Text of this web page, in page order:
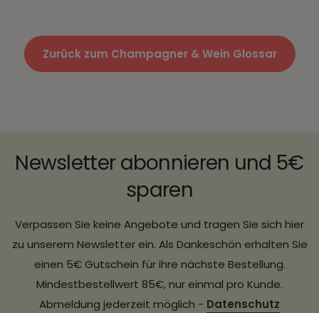
Zurück zum Champagner & Wein Glossar
Newsletter abonnieren und 5€
sparen
Verpassen Sie keine Angebote und tragen Sie sich hier
zu unserem Newsletter ein. Als Dankeschön erhalten Sie
einen 5€ Gutschein für ihre nächste Bestellung.
Mindestbestellwert 85€, nur einmal pro Kunde.
Abmeldung jederzeit möglich - Datenschutz